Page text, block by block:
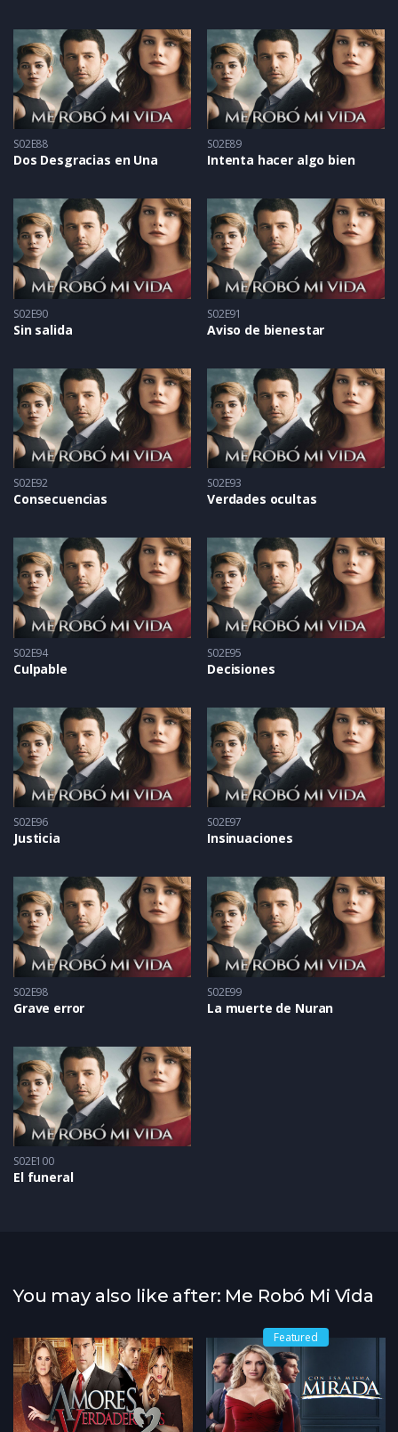
S02E88
Dos Desgracias en Una
S02E89
Intenta hacer algo bien
S02E90
Sin salida
S02E91
Aviso de bienestar
S02E92
Consecuencias
S02E93
Verdades ocultas
S02E94
Culpable
S02E95
Decisiones
S02E96
Justicia
S02E97
Insinuaciones
S02E98
Grave error
S02E99
La muerte de Nuran
S02E100
El funeral
You may also like after: Me Robó Mi Vida
Featured